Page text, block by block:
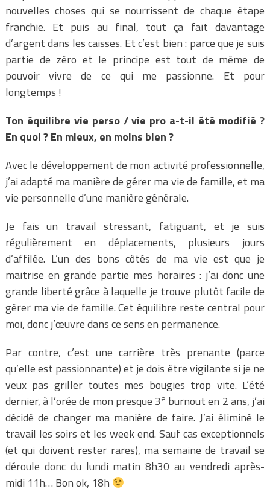
nouvelles choses qui se nourrissent de chaque étape
franchie. Et puis au final, tout ça fait davantage
d’argent dans les caisses. Et c’est bien : parce que je suis
partie de zéro et le principe est tout de même de
pouvoir vivre de ce qui me passionne. Et pour
longtemps !
Ton équilibre vie perso / vie pro a-t-il été modifié ?
En quoi ? En mieux, en moins bien ?
Avec le développement de mon activité professionnelle,
j’ai adapté ma manière de gérer ma vie de famille, et ma
vie personnelle d’une manière générale.
Je fais un travail stressant, fatiguant, et je suis
régulièrement en déplacements, plusieurs jours
d’affilée. L’un des bons côtés de ma vie est que je
maitrise en grande partie mes horaires : j’ai donc une
grande liberté grâce à laquelle je trouve plutôt facile de
gérer ma vie de famille. Cet équilibre reste central pour
moi, donc j’œuvre dans ce sens en permanence.
Par contre, c’est une carrière très prenante (parce
qu’elle est passionnante) et je dois être vigilante si je ne
veux pas griller toutes mes bougies trop vite. L’été
dernier, à l’orée de mon presque 3e burnout en 2 ans, j’ai
décidé de changer ma manière de faire. J’ai éliminé le
travail les soirs et les week end. Sauf cas exceptionnels
(et qui doivent rester rares), ma semaine de travail se
déroule donc du lundi matin 8h30 au vendredi après-
midi 11h… Bon ok, 18h